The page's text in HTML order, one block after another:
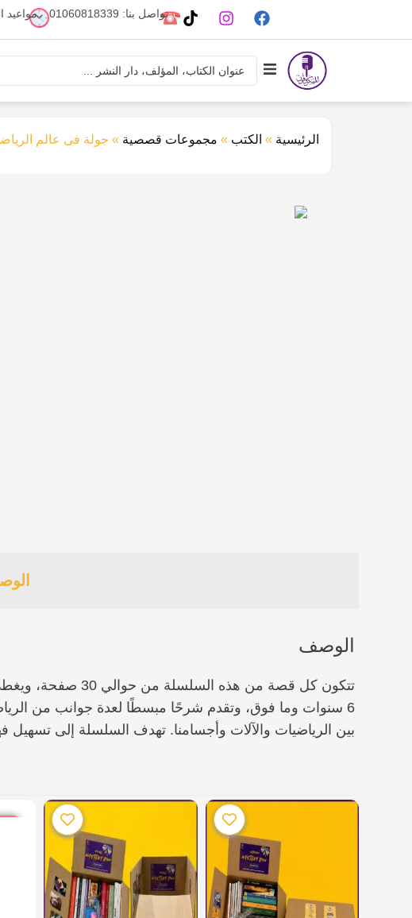
تواصل بنا: 01060818339 مواعيد العمل: 7 أيام الاسبوع
الرئيسية » الكتب » مجموعات قصصية » جولة فى عالم
الوصف
تتكون كل قصة من
6 سنوات وما فوق، وتقدم شرحًا مبسطًا لعدة جوانب من
بين الرياضيات والآلات وأجسامنا. تهدف السلسلة إلى تسهيل